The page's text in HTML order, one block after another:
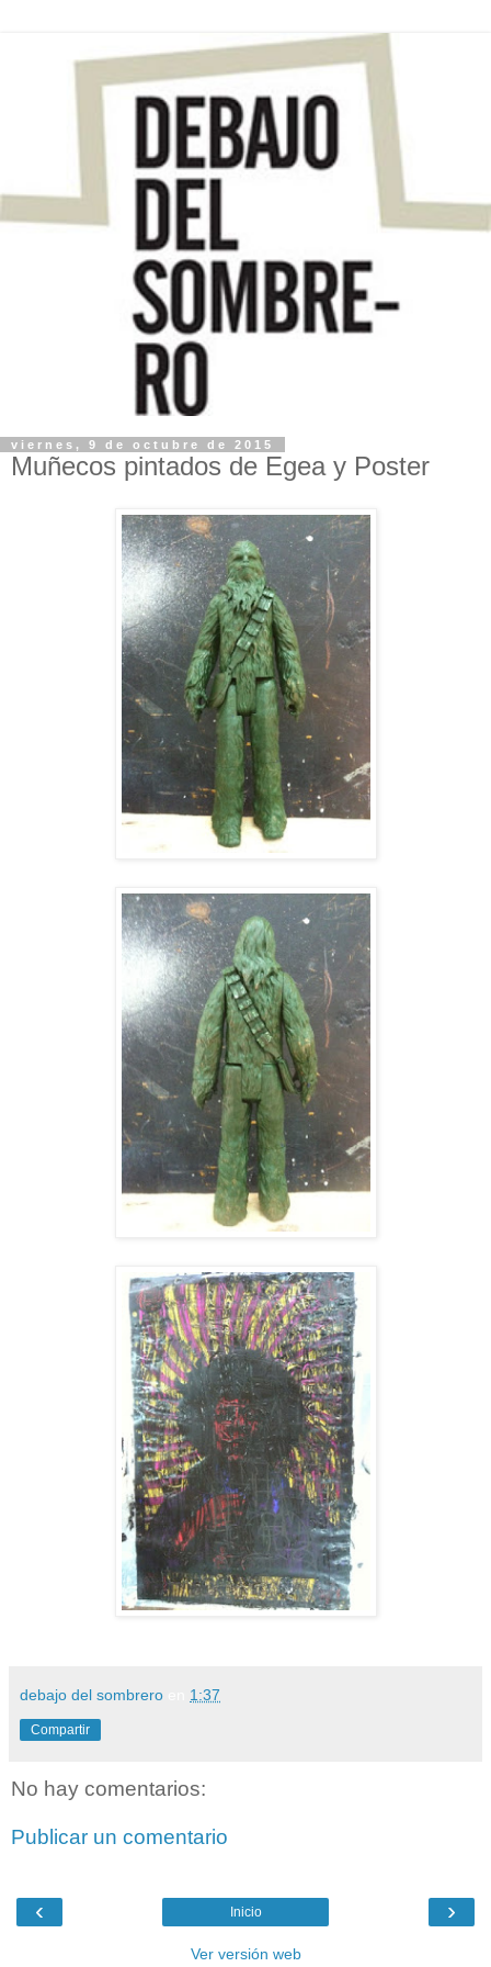
viernes, 9 de octubre de 2015
Muñecos pintados de Egea y Poster
debajo del sombrero 1:37
Compartir
No hay comentarios:
Publicar un comentario
‹ ›
Inicio
Ver versión web